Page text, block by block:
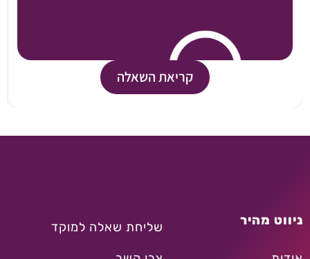
קריאת השאלה
ניווט מהיר שליחת שאלה למוקד